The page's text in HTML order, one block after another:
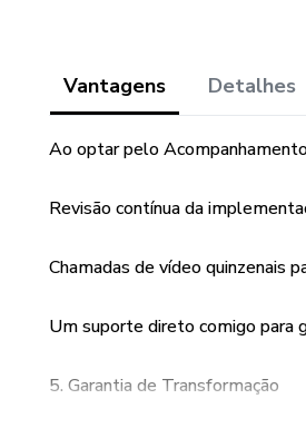
Vantagens Detalhes
Ao optar pelo
Revisão contínua da
Chamadas de vídeo quinzenais
Um suporte direto comigo para
5. Garantia de Transformação